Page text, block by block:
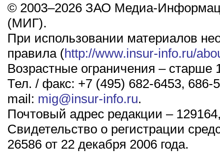
© 2003–2026 ЗАО Медиа-
(МИГ).
При использовании материалов
правила (http://www.insur-info.ru/
Возрастные ограничения – старше
Тел. / факс: +7 (495) 682-6453, 686-
mail: mig@insur-info.ru.
Почтовый адрес редакции –
Свидетельство о регистрации
26586 от 22 декабря 2006 года.